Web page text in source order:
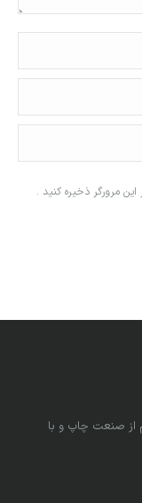
مرورگر ذخیره کنید .
از صنعت چاپ و با